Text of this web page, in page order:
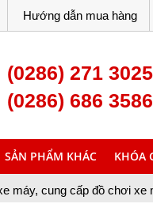
Hướng dẫn mua hàng
(0286) 271
(0286) 686
SẢN PHẨM KHÁC KHÓA
chơi xe máy